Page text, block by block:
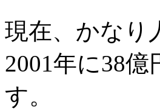
現在、かなり
2001年に38億
す。